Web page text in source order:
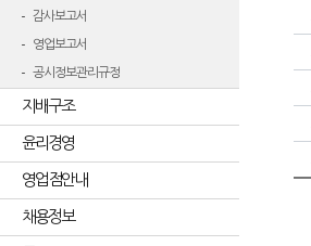
감사보고서
영업보고서
공시정보관리규정
지배구조
윤리경영
영업점안내
채용정보